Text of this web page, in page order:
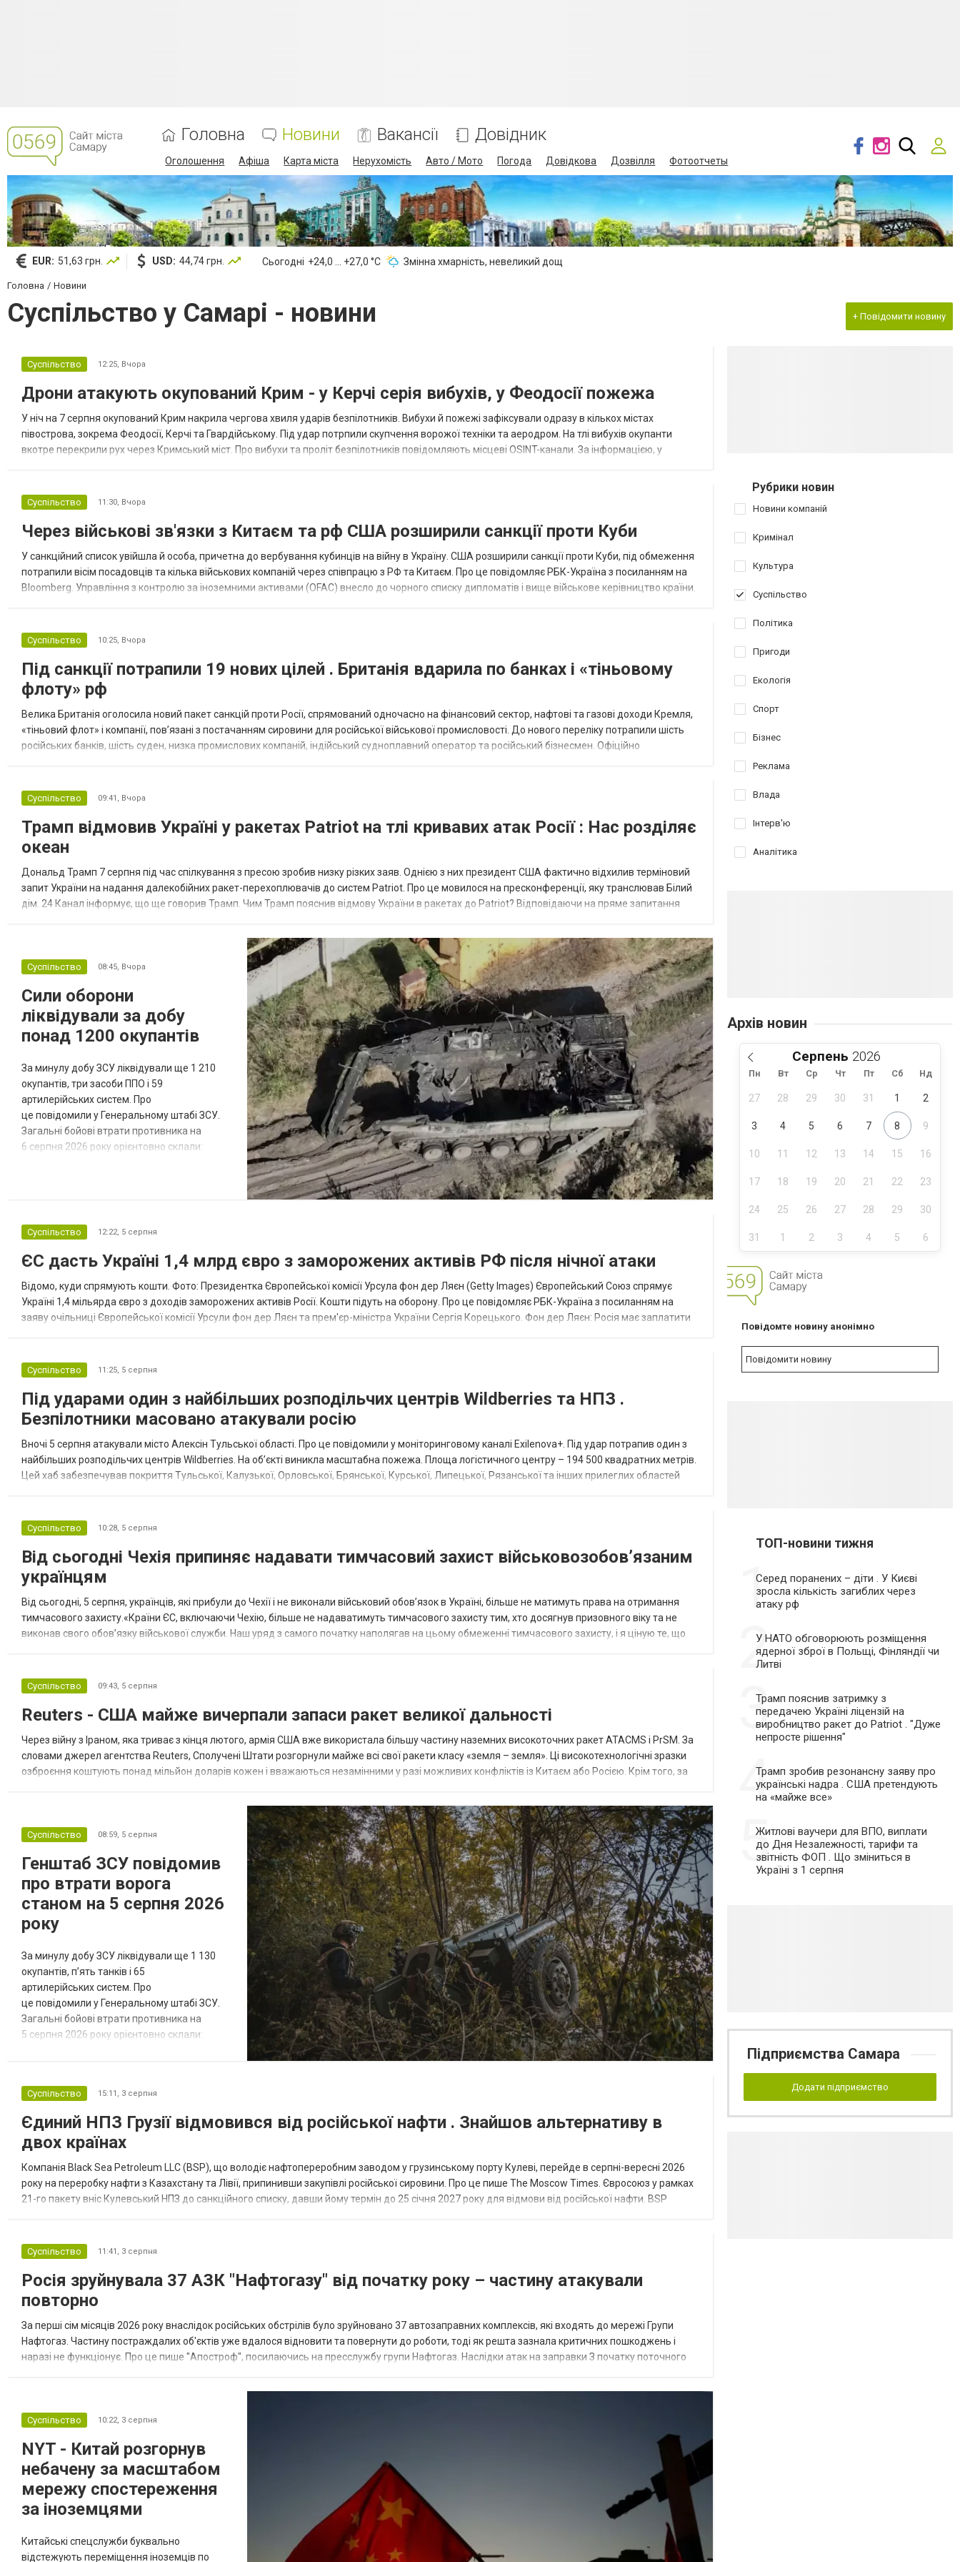
Головна Новини Вакансії Довідник
Оголошення Афіша Карта міста Нерухомість Авто / Мото Погода Довідкова Дозвілля Фотоотчеты
EUR: 51,63 грн. USD: 44,74 грн. Сьогодні +24,0 ... +27,0 °С Змінна хмарність, невеликий дощ
Головна Новини
Суспільство у Самарі - новини + Повідомити новину
Суспільство 12:25, Вчора
Дрони атакують окупований Крим - у Керчі серія вибухів, у Феодосії пожежа
У ніч на 7 серпня окупований Крим накрила чергова хвиля ударів безпілотників. Вибухи й пожежі зафіксували одразу в кількох містах
півострова, зокрема Феодосії, Керчі та Гвардійському. Під удар потрпили скупчення ворожої техніки та аеродром. На тлі вибухів окупанти
вкотре перекрили рух через Кримський міст. Про вибухи та проліт безпілотників повідомляють місцеві OSINT-канали. За інформацією, у
Суспільство 11:30, Вчора
Через військові зв'язки з Китаєм та рф США розширили санкції проти Куби
У санкційний список увійшла й особа, причетна до вербування кубинців на війну в Україну. США розширили санкції проти Куби, під обмеження
потрапили вісім посадовців та кілька військових компаній через співпрацю з РФ та Китаєм. Про це повідомляє РБК-Україна з посиланням на
Bloomberg. Управління з контролю за іноземними активами (OFAC) внесло до чорного списку дипломатів і вище військове керівництво країни.
Суспільство 10:25, Вчора
Під санкції потрапили 19 нових цілей . Британія вдарила по банках і «тіньовому
флоту» рф
Велика Британія оголосила новий пакет санкцій проти Росії, спрямований одночасно на фінансовий сектор, нафтові та газові доходи Кремля,
«тіньовий флот» і компанії, пов’язані з постачанням сировини для російської військової промисловості. До нового переліку потрапили шість
російських банків, шість суден, низка промислових компаній, індійський судноплавний оператор та російський бізнесмен. Офіційно
Суспільство 09:41, Вчора
Трамп відмовив Україні у ракетах Patriot на тлі кривавих атак Росії : Нас розділяє
океан
Дональд Трамп 7 серпня під час спілкування з пресою зробив низку різких заяв. Однією з них президент США фактично відхилив терміновий
запит України на надання далекобійних ракет-перехоплювачів до систем Patriot. Про це мовилося на пресконференції, яку транслював Білий
дім. 24 Канал інформує, що ще говорив Трамп. Чим Трамп пояснив відмову України в ракетах до Patriot? Відповідаючи на пряме запитання
Суспільство 08:45, Вчора
Сили оборони
ліквідували за добу
понад 1200 окупантів
За минулу добу ЗСУ ліквідували ще 1 210
окупантів, три засоби ППО і 59
артилерійських систем. Про
це повідомили у Генеральному штабі ЗСУ.
Загальні бойові втрати противника на
6 серпня 2026 року орієнтовно склали:
РСЗВ – 2 008 (+2) од. засобів ППО – 1 550
(+3) од. наземних робототехнічних
комплексі...
Суспільство 12:22, 5 серпня
ЄС дасть Україні 1,4 млрд євро з заморожених активів РФ після нічної атаки
Відомо, куди спрямують кошти. Фото: Президентка Європейської комісії Урсула фон дер Ляєн (Getty Images) Європейський Союз спрямує
Україні 1,4 мільярда євро з доходів заморожених активів Росії. Кошти підуть на оборону. Про це повідомляє РБК-Україна з посиланням на
заяву очільниці Європейської комісії Урсули фон дер Ляєн та прем'єр-міністра України Сергія Корецького. Фон дер Ляєн: Росія має заплатити
Суспільство 11:25, 5 серпня
Під ударами один з найбільших розподільчих центрів Wildberries та НПЗ .
Безпілотники масовано атакували росію
Вночі 5 серпня атакували місто Алексін Тульської області. Про це повідомили у моніторинговому каналі Exilenova+. Під удар потрапив один з
найбільших розподільчих центрів Wildberries. На об’єкті виникла масштабна пожежа. Площа логістичного центру – 194 500 квадратних метрів.
Цей хаб забезпечував покриття Тульської, Калузької, Орловської, Брянської, Курської, Липецької, Рязанської та інших прилеглих областей
Суспільство 10:28, 5 серпня
Від сьогодні Чехія припиняє надавати тимчасовий захист військовозобов’язаним
українцям
Від сьогодні, 5 серпня, українців, які прибули до Чехії і не виконали військовий обов’язок в Україні, більше не матимуть права на отримання
тимчасового захисту.«Країни ЄС, включаючи Чехію, більше не надаватимуть тимчасового захисту тим, хто досягнув призовного віку та не
виконав свого обов’язку військової служби. Наш уряд з самого початку наполягав на цьому обмеженні тимчасового захисту, і я ціную те, що
Суспільство 09:43, 5 серпня
Reuters - США майже вичерпали запаси ракет великої дальності
Через війну з Іраном, яка триває з кінця лютого, армія США вже використала більшу частину наземних високоточних ракет ATACMS і PrSM. За
словами джерел агентства Reuters, Сполучені Штати розгорнули майже всі свої ракети класу «земля – земля». Ці високотехнологічні зразки
озброєння коштують понад мільйон доларів кожен і вважаються незамінними у разі можливих конфліктів із Китаєм або Росією. Крім того, за
Суспільство 08:59, 5 серпня
Генштаб ЗСУ повідомив
про втрати ворога
станом на 5 серпня 2026
року
За минулу добу ЗСУ ліквідували ще 1 130
окупантів, пʼять танків і 65
артилерійських систем. Про
це повідомили у Генеральному штабі ЗСУ.
Загальні бойові втрати противника на
5 серпня 2026 року орієнтовно склали:
машин / troop–carrying AFVs – 25 084 (+5)
од. артилерійських систем / artillery systems
– 47 396 (+65) од. РСЗВ / MLRS – 2...
Суспільство 15:11, 3 серпня
Єдиний НПЗ Грузії відмовився від російської нафти . Знайшов альтернативу в
двох країнах
Компанія Black Sea Petroleum LLC (BSP), що володіє нафтопереробним заводом у грузинському порту Кулеві, перейде в серпні-вересні 2026
року на переробку нафти з Казахстану та Лівії, припинивши закупівлі російської сировини. Про це пише The Moscow Times. Євросоюз у рамках
21-го пакету вніс Кулевський НПЗ до санкційного списку, давши йому термін до 25 січня 2027 року для відмови від російської нафти. BSP
Суспільство 11:41, 3 серпня
Росія зруйнувала 37 АЗК "Нафтогазу" від початку року – частину атакували
повторно
За перші сім місяців 2026 року внаслідок російських обстрілів було зруйновано 37 автозаправних комплексів, які входять до мережі Групи
Нафтогаз. Частину постраждалих об'єктів уже вдалося відновити та повернути до роботи, тоді як решта зазнала критичних пошкоджень і
наразі не функціонує. Про це пише "Апостроф", посилаючись на пресслужбу групи Нафтогаз. Наслідки атак на заправки З початку поточного
Суспільство 10:22, 3 серпня
NYT - Китай розгорнув
небачену за масштабом
мережу спостереження
за іноземцями
Китайські спецслужби буквально
відстежують переміщення іноземців по
Рубрики новин
Новини компаній
Кримінал
Культура
Суспільство
Політика
Пригоди
Екологія
Спорт
Бізнес
Реклама
Влада
Інтерв'ю
Аналітика
Архів новин
Серпень
Пн Вт Ср Чт Пт Сб Нд
27 28 29 30 31 1 2
3 4 5 6 7 8 9
10 11 12 13 14 15 16
17 18 19 20 21 22 23
24 25 26 27 28 29 30
31 1 2 3 4 5 6
Повідомте новину анонімно
Повідомити новину
ТОП-новини тижня
1
Серед поранених – діти . У Києві
зросла кількість загиблих через
атаку рф
2
У НАТО обговорюють розміщення
ядерної зброї в Польщі, Фінляндії чи
Литві
3
Трамп пояснив затримку з
передачею Україні ліцензій на
виробництво ракет до Patriot . "Дуже
непросте рішення"
4
Трамп зробив резонансну заяву про
українські надра . США претендують
на «майже все»
5
Житлові ваучери для ВПО, виплати
до Дня Незалежності, тарифи та
звітність ФОП . Що зміниться в
Україні з 1 серпня
Підприємства Самара
Додати підприємство